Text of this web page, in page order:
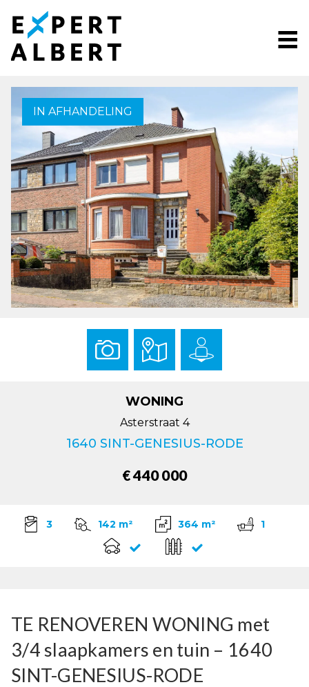
Menu overslaan en naar de inhoud gaan
IN AFHANDELING
WONING
Asterstraat 4
1640 SINT-GENESIUS-RODE
€ 440 000
3 142 m² 364 m² 1
TE RENOVEREN WONING met
3/4 slaapkamers en tuin – 1640
SINT-GENESIUS-RODE